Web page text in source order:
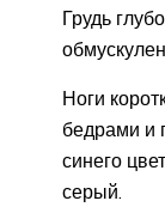
Грудь
Ноги
бедрами и
синего
серый.